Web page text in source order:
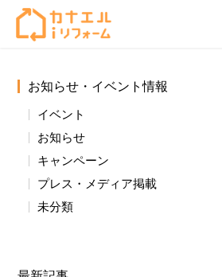
お知らせ・イベント情報
イベント
お知らせ
キャンペーン
プレス・メディア掲載
未分類